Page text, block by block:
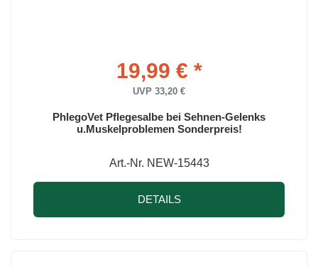
19,99 € *
UVP 33,20 €
PhlegoVet Pflegesalbe bei Sehnen-Gelenks
u.Muskelproblemen Sonderpreis!
Art.-Nr. NEW-15443
DETAILS